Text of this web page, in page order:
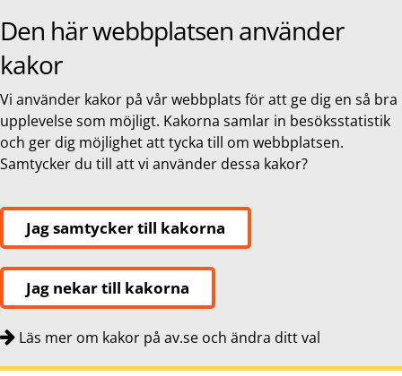
Den här webbplatsen använder
kakor
Vi använder kakor på vår webbplats för att ge dig en så bra
upplevelse som möjligt. Kakorna samlar in besöksstatistik
och ger dig möjlighet att tycka till om webbplatsen.
Samtycker du till att vi använder dessa kakor?
Jag samtycker till kakorna
Jag nekar till kakorna
Läs mer om kakor på av.se och ändra ditt val